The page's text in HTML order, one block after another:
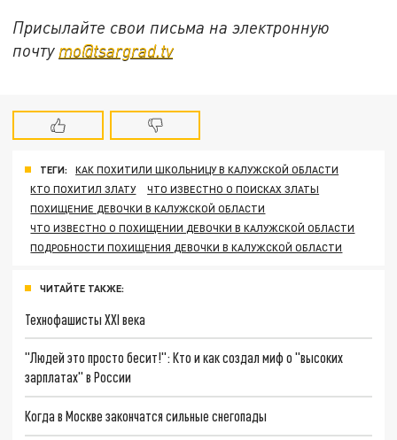
Присылайте свои письма на электронную
почту mo@tsargrad.tv
ТЕГИ:
КАК ПОХИТИЛИ ШКОЛЬНИЦУ В КАЛУЖСКОЙ ОБЛАСТИ
КТО ПОХИТИЛ ЗЛАТУ
ЧТО ИЗВЕСТНО О ПОИСКАХ ЗЛАТЫ
ПОХИЩЕНИЕ ДЕВОЧКИ В КАЛУЖСКОЙ ОБЛАСТИ
ЧТО ИЗВЕСТНО О ПОХИЩЕНИИ ДЕВОЧКИ В КАЛУЖСКОЙ ОБЛАСТИ
ПОДРОБНОСТИ ПОХИЩЕНИЯ ДЕВОЧКИ В КАЛУЖСКОЙ ОБЛАСТИ
ЧИТАЙТЕ ТАКЖЕ:
Технофашисты XXI века
"Людей это просто бесит!": Кто и как создал миф о "высоких
зарплатах" в России
Когда в Москве закончатся сильные снегопады